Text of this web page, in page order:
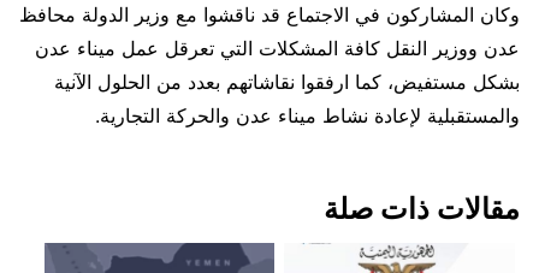
وكان المشاركون في الاجتماع قد ناقشوا مع وزير الدولة محافظ
عدن ووزير النقل كافة المشكلات التي تعرقل عمل ميناء عدن
بشكل مستفيض، كما ارفقوا نقاشاتهم بعدد من الحلول الآنية
والمستقبلية لإعادة نشاط ميناء عدن والحركة التجارية.
مقالات ذات صلة